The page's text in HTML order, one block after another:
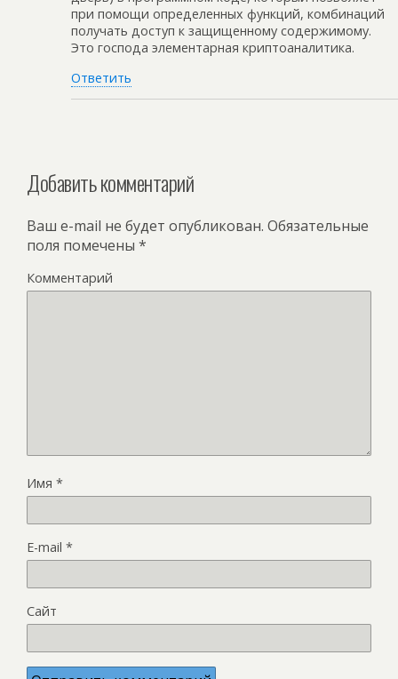
при помощи определенных функций, комбинаций
получать доступ к защищенному содержимому.
Это господа элементарная криптоаналитика.
Ответить
Добавить комментарий
Ваш e-mail не будет опубликован. Обязательные
поля помечены *
Комментарий
Имя *
E-mail *
Сайт